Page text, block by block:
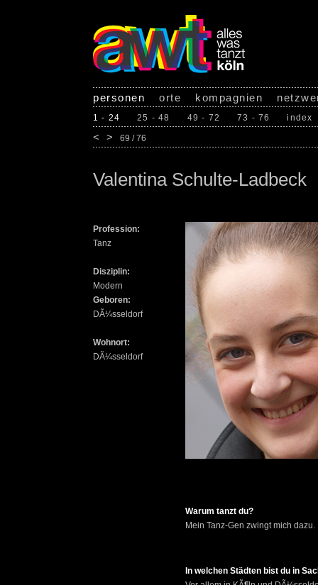
personen orte kompagnien
1 - 24 25 - 48 49 - 72 73 - 76 index
< > 69 / 76
Valentina Schulte-Ladbeck
Profession:
Tanz
Disziplin:
Modern
Geboren:
DÃ¼sseldorf
Wohnort:
DÃ¼sseldorf
Warum tanzt du?
Mein Tanz-Gen zwingt mich dazu.
In welchen Städten bist du in